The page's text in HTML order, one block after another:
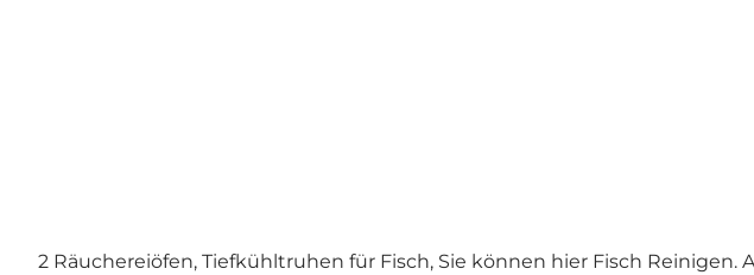
2 Räuchereiöfen, Tiefkühltruhen für Fisch, Sie können hier Fisch